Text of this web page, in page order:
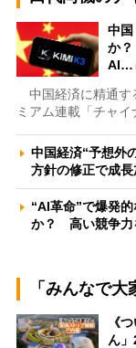
中
か
AI…
中国経済に精通す
ミアム連載「チャ
中国経済“予想外
方針の修正で成
“AI革命”で爆発
か？ 高い競争力
「みんなで
《
ん